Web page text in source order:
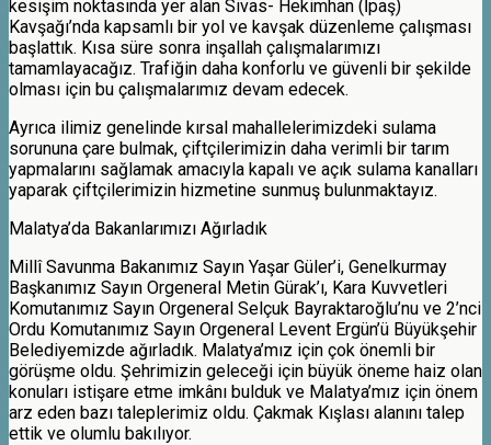
kesişim noktasında yer alan Sivas- Hekimhan (İpaş)
Kavşağı’nda kapsamlı bir yol ve kavşak düzenleme çalışması
başlattık. Kısa süre sonra inşallah çalışmalarımızı
tamamlayacağız. Trafiğin daha konforlu ve güvenli bir şekilde
olması için bu çalışmalarımız devam edecek.
Ayrıca ilimiz genelinde kırsal mahallelerimizdeki sulama
sorununa çare bulmak, çiftçilerimizin daha verimli bir tarım
yapmalarını sağlamak amacıyla kapalı ve açık sulama kanalları
yaparak çiftçilerimizin hizmetine sunmuş bulunmaktayız.
Malatya’da Bakanlarımızı Ağırladık
Millî Savunma Bakanımız Sayın Yaşar Güler’i, Genelkurmay
Başkanımız Sayın Orgeneral Metin Gürak’ı, Kara Kuvvetleri
Komutanımız Sayın Orgeneral Selçuk Bayraktaroğlu’nu ve 2’nci
Ordu Komutanımız Sayın Orgeneral Levent Ergün’ü Büyükşehir
Belediyemizde ağırladık. Malatya’mız için çok önemli bir
görüşme oldu. Şehrimizin geleceği için büyük öneme haiz olan
konuları istişare etme imkânı bulduk ve Malatya’mız için önem
arz eden bazı taleplerimiz oldu. Çakmak Kışlası alanını talep
ettik ve olumlu bakılıyor.